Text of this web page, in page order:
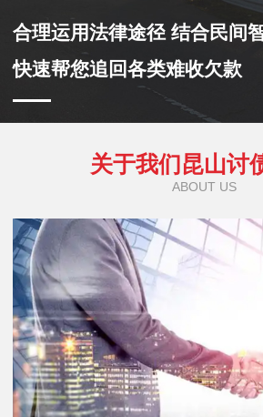
合理运用法律途径 结合民间
快速帮您追回各类难收欠款
关于我们昆山讨
ABOUT US